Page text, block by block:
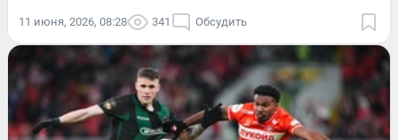
11 июня, 2026, 08:28 341 Обсудить